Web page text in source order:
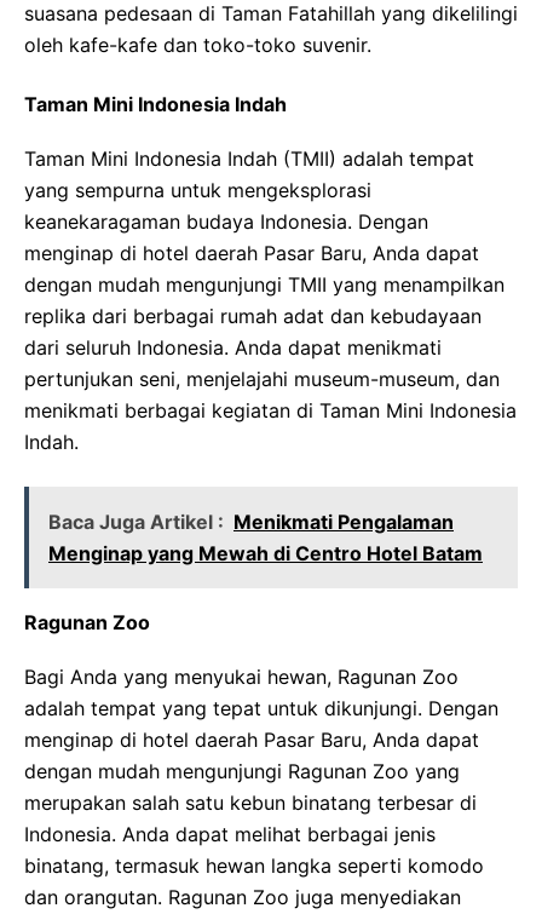
suasana pedesaan di Taman Fatahillah yang dikelilingi
oleh kafe-kafe dan toko-toko suvenir.
Taman Mini Indonesia Indah
Taman Mini Indonesia Indah (TMII) adalah tempat
yang sempurna untuk mengeksplorasi
keanekaragaman budaya Indonesia. Dengan
menginap di hotel daerah Pasar Baru, Anda dapat
dengan mudah mengunjungi TMII yang menampilkan
replika dari berbagai rumah adat dan kebudayaan
dari seluruh Indonesia. Anda dapat menikmati
pertunjukan seni, menjelajahi museum-museum, dan
menikmati berbagai kegiatan di Taman Mini Indonesia
Indah.
Baca Juga Artikel : Menikmati Pengalaman
Menginap yang Mewah di Centro Hotel Batam
Ragunan Zoo
Bagi Anda yang menyukai hewan, Ragunan Zoo
adalah tempat yang tepat untuk dikunjungi. Dengan
menginap di hotel daerah Pasar Baru, Anda dapat
dengan mudah mengunjungi Ragunan Zoo yang
merupakan salah satu kebun binatang terbesar di
Indonesia. Anda dapat melihat berbagai jenis
binatang, termasuk hewan langka seperti komodo
dan orangutan. Ragunan Zoo juga menyediakan